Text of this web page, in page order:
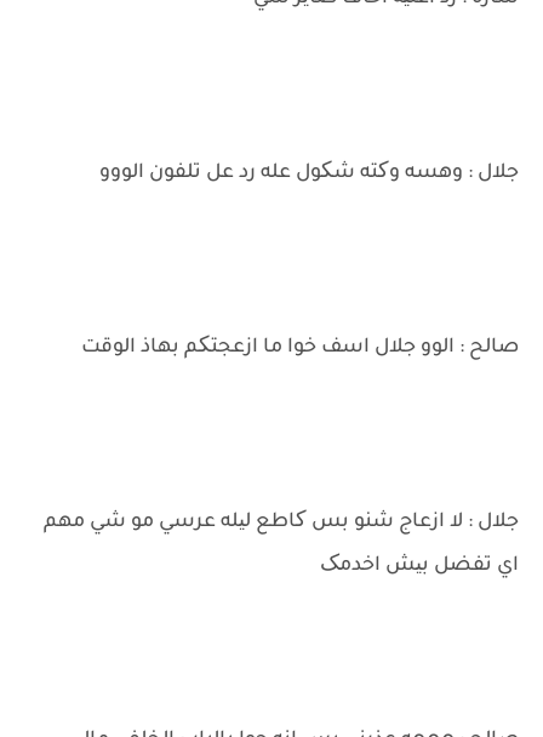
جلال : وهسه وکته شکول عله رد عل تلفون الووو
صالح : الوو جلال اسف خوا ما ازعجتکم بهاذ الوقت
جلال : لا ازعاج شنو بس کاطع لیله عرسي مو شي مهم
اي تفضل بیش اخدمک